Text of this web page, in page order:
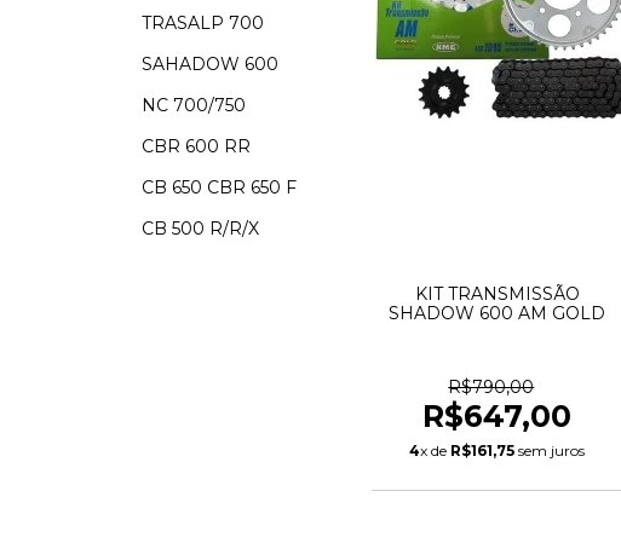
TRASALP 700
SAHADOW 600
NC 700/750
CBR 600 RR
CB 650 CBR 650 F
CB 500 R/R/X
KIT TRANSMISSÃO
SHADOW 600 AM GOLD
R$790,00
R$647,00
4x de R$161,75 sem juros